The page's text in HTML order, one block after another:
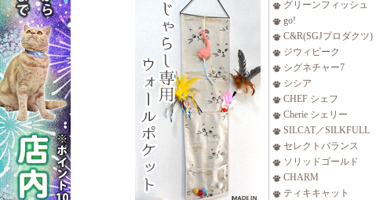
グリーンフィッシュ
go!
C&R(SGJプロダクツ)
ジウィピーク
シグネチャー7
シシア
CHEF シェフ
Cherie シェリー
SILCAT／SILKFULL
セレクトバランス
ソリッドゴールド
CHARM
ティキキャット